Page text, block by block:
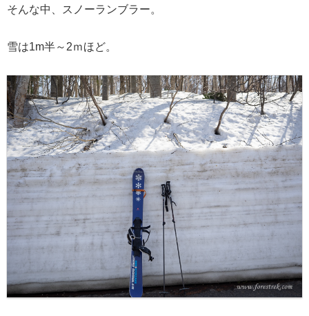
そんな中、スノーランブラー。
雪は1m半～2ｍほど。